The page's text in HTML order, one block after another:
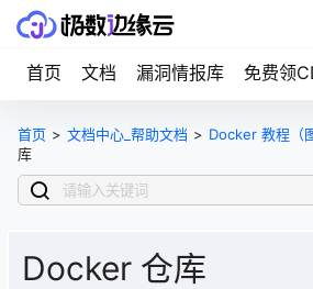
首页 文档 漏洞情报库 免费领
首页 > 文档中心_帮助文档 > Docker 教程（
库
Docker 仓库